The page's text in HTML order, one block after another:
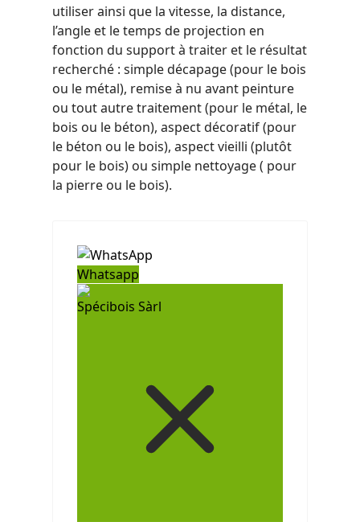
utiliser ainsi que la vitesse, la distance,
l’angle et le temps de projection en
fonction du support à traiter et le résultat
recherché : simple décapage (pour le bois
ou le métal), remise à nu avant peinture
ou tout autre traitement (pour le métal, le
bois ou le béton), aspect décoratif (pour
le béton ou le bois), aspect vieilli (plutôt
pour le bois) ou simple nettoyage ( pour
la pierre ou le bois).
Whatsapp
Spécibois Sàrl